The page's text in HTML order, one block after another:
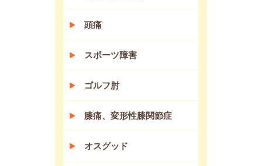
頭痛
スポーツ障害
ゴルフ肘
膝痛、変形性膝関節症
オスグッド